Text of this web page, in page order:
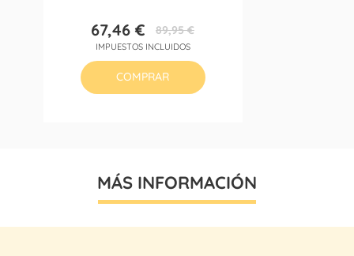
Precio
67,46 €Precio
base
89,95 €
IMPUESTOS INCLUIDOS
COMPRAR
MÁS INFORMACIÓN